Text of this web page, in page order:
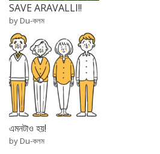
SAVE ARAVALLI!!
by Du-কলম
এমনটাও হয়!
by Du-কলম